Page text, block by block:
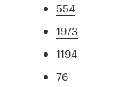
554
1973
1194
76